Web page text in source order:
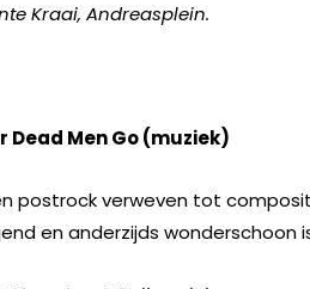
Kraai, Andreasplein.
Dead Men Go (muziek)
postrock verweven tot
en anderzijds wonderschoon